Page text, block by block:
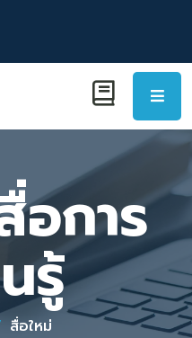
อการ
รู้
สื่อใหม่